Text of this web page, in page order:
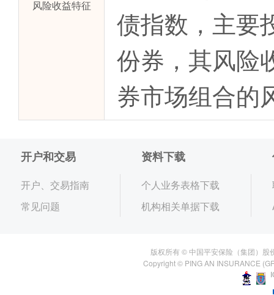
风险收益特征
债指数，主要
份券，其风险
券市场组合的
开户和交易
开户、交易指南
常见问题
资料下载
个人业务表格下载
机构相关单据下载
版权所有 © 中国平安保险（集团）股
Copyright © PING AN INSURANCE